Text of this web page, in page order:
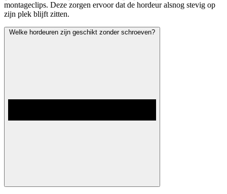
montageclips. Deze zorgen ervoor dat de hordeur alsnog stevig op
zijn plek blijft zitten.
Welke hordeuren zijn geschikt zonder schroeven?